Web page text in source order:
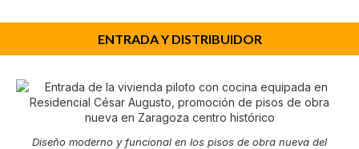
ENTRADA Y DISTRIBUIDOR
Diseño moderno y funcional en los pisos de obra nueva del